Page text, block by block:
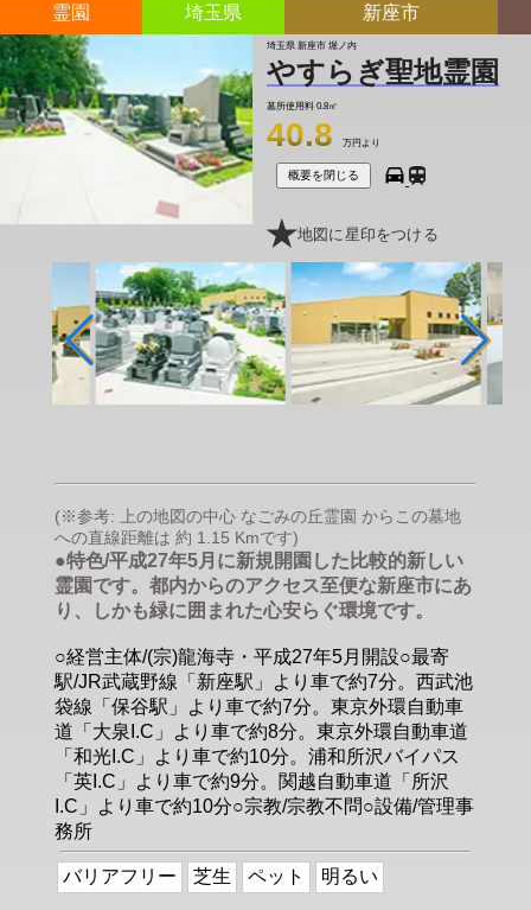
霊園 埼玉県 新座市
埼玉県 新座市 堀ノ内
やすらぎ聖地霊園
墓所使用料 0.8㎡
40.8 万円より
概要を閉じる
地図に星印をつける
(※参考: 上の地図の中心 なごみの丘霊園 からこの墓地
への直線距離は 約 1.15 Kmです)
●特色/平成27年5月に新規開園した比較的新しい
霊園です。都内からのアクセス至便な新座市にあ
り、しかも緑に囲まれた心安らぐ環境です。
○経営主体/(宗)龍海寺・平成27年5月開設○最寄
駅/JR武蔵野線「新座駅」より車で約7分。西武池
袋線「保谷駅」より車で約7分。東京外環自動車
道「大泉I.C」より車で約8分。東京外環自動車道
「和光I.C」より車で約10分。浦和所沢バイパス
「英I.C」より車で約9分。関越自動車道「所沢
I.C」より車で約10分○宗教/宗教不問○設備/管理事
務所
バリアフリー 芝生 ペット 明るい